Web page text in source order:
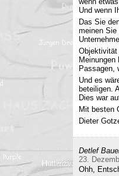
Und wenn
Das Sie
meinen
Objektivität
Passagen,
Und es
beteiligen.
Dies war
Mit besten
Dieter
Detlef
23.
Ohh,